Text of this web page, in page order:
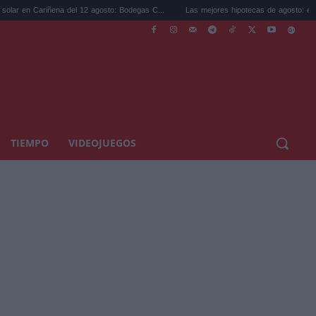
del 12 agosto: Bodegas C... Las mejores hipotecas de agosto: el TAE más
TIEMPO VIDEOJUEGOS